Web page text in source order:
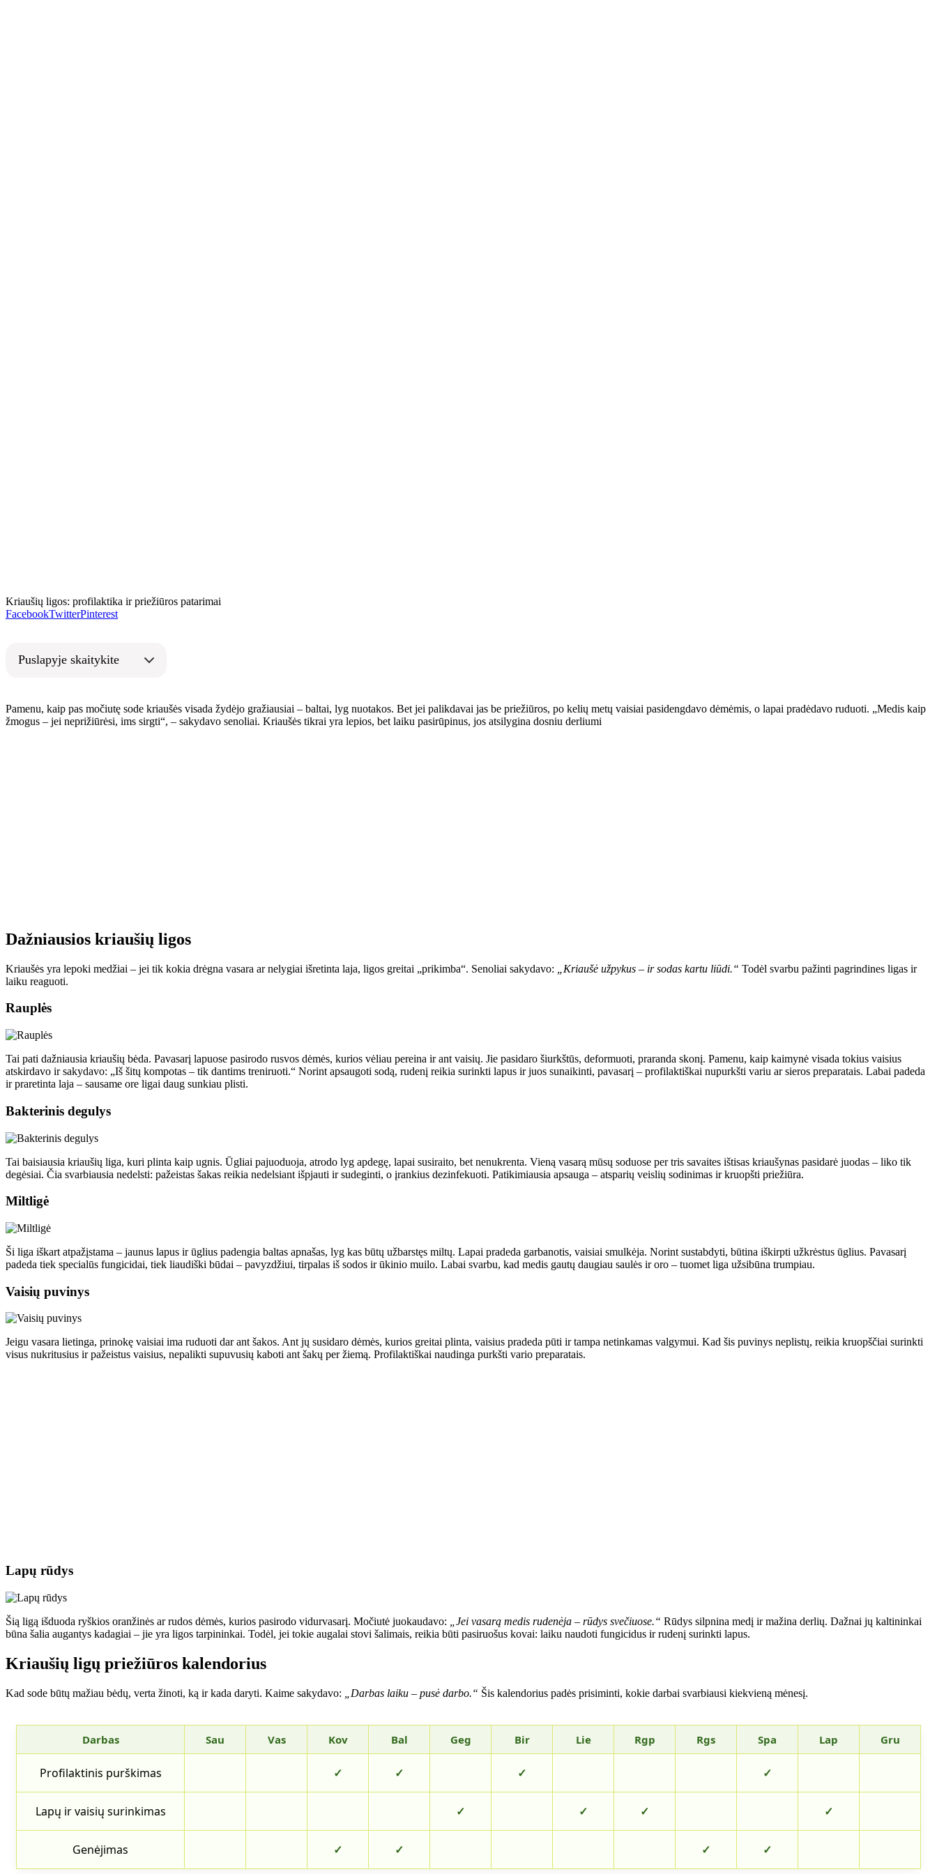
Kriaušių ligos: profilaktika ir priežiūros patarimai
FacebookTwitterPinterest
Puslapyje skaitykite
Pamenu, kaip pas močiutę sode kriaušės visada žydėjo gražiausiai – baltai, lyg nuotakos. Bet jei palikdavai jas be priežiūros, po kelių metų vaisiai pasidengdavo dėmėmis, o lapai pradėdavo ruduoti. „Medis kaip
žmogus – jei neprižiūrėsi, ims sirgti“, – sakydavo senoliai. Kriaušės tikrai yra lepios, bet laiku pasirūpinus, jos atsilygina dosniu derliumi
Dažniausios kriaušių ligos
Kriaušės yra lepoki medžiai – jei tik kokia drėgna vasara ar nelygiai išretinta laja, ligos greitai „prikimba“. Senoliai sakydavo: „Kriaušė užpykus – ir sodas kartu liūdi.“ Todėl svarbu pažinti pagrindines ligas ir
laiku reaguoti.
Rauplės
Tai pati dažniausia kriaušių bėda. Pavasarį lapuose pasirodo rusvos dėmės, kurios vėliau pereina ir ant vaisių. Jie pasidaro šiurkštūs, deformuoti, praranda skonį. Pamenu, kaip kaimynė visada tokius vaisius
atskirdavo ir sakydavo: „Iš šitų kompotas – tik dantims treniruoti.“ Norint apsaugoti sodą, rudenį reikia surinkti lapus ir juos sunaikinti, pavasarį – profilaktiškai nupurkšti variu ar sieros preparatais. Labai padeda
ir praretinta laja – sausame ore ligai daug sunkiau plisti.
Bakterinis degulys
Tai baisiausia kriaušių liga, kuri plinta kaip ugnis. Ūgliai pajuoduoja, atrodo lyg apdegę, lapai susiraito, bet nenukrenta. Vieną vasarą mūsų soduose per tris savaites ištisas kriaušynas pasidarė juodas – liko tik
degėsiai. Čia svarbiausia nedelsti: pažeistas šakas reikia nedelsiant išpjauti ir sudeginti, o įrankius dezinfekuoti. Patikimiausia apsauga – atsparių veislių sodinimas ir kruopšti priežiūra.
Miltligė
Ši liga iškart atpažįstama – jaunus lapus ir ūglius padengia baltas apnašas, lyg kas būtų užbarstęs miltų. Lapai pradeda garbanotis, vaisiai smulkėja. Norint sustabdyti, būtina iškirpti užkrėstus ūglius. Pavasarį
padeda tiek specialūs fungicidai, tiek liaudiški būdai – pavyzdžiui, tirpalas iš sodos ir ūkinio muilo. Labai svarbu, kad medis gautų daugiau saulės ir oro – tuomet liga užsibūna trumpiau.
Vaisių puvinys
Jeigu vasara lietinga, prinokę vaisiai ima ruduoti dar ant šakos. Ant jų susidaro dėmės, kurios greitai plinta, vaisius pradeda pūti ir tampa netinkamas valgymui. Kad šis puvinys neplistų, reikia kruopščiai surinkti
visus nukritusius ir pažeistus vaisius, nepalikti supuvusių kaboti ant šakų per žiemą. Profilaktiškai naudinga purkšti vario preparatais.
Lapų rūdys
Šią ligą išduoda ryškios oranžinės ar rudos dėmės, kurios pasirodo vidurvasarį. Močiutė juokaudavo: „Jei vasarą medis rudenėja – rūdys svečiuose.“ Rūdys silpnina medį ir mažina derlių. Dažnai jų kaltininkai
būna šalia augantys kadagiai – jie yra ligos tarpininkai. Todėl, jei tokie augalai stovi šalimais, reikia būti pasiruošus kovai: laiku naudoti fungicidus ir rudenį surinkti lapus.
Kriaušių ligų priežiūros kalendorius
Kad sode būtų mažiau bėdų, verta žinoti, ką ir kada daryti. Kaime sakydavo: „Darbas laiku – pusė darbo.“ Šis kalendorius padės prisiminti, kokie darbai svarbiausi kiekvieną mėnesį.
Darbas Sau Vas Kov Bal Geg Bir Lie Rgp Rgs Spa Lap Gru
Profilaktinis purškimas ✓ ✓ ✓ ✓
Lapų ir vaisių surinkimas ✓ ✓ ✓ ✓
Genėjimas ✓ ✓ ✓ ✓